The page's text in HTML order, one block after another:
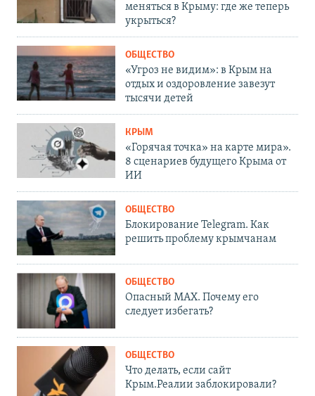
меняться в Крыму: где же теперь
укрыться?
ОБЩЕСТВО
«Угроз не видим»: в Крым на
отдых и оздоровление завезут
тысячи детей
КРЫМ
«Горячая точка» на карте мира».
8 сценариев будущего Крыма от
ИИ
ОБЩЕСТВО
Блокирование Telegram. Как
решить проблему крымчанам
ОБЩЕСТВО
Опасный MAX. Почему его
следует избегать?
ОБЩЕСТВО
Что делать, если сайт
Крым.Реалии заблокировали?